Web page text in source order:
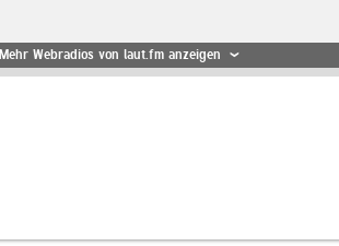
Mehr Webradios von laut.fm anzeigen